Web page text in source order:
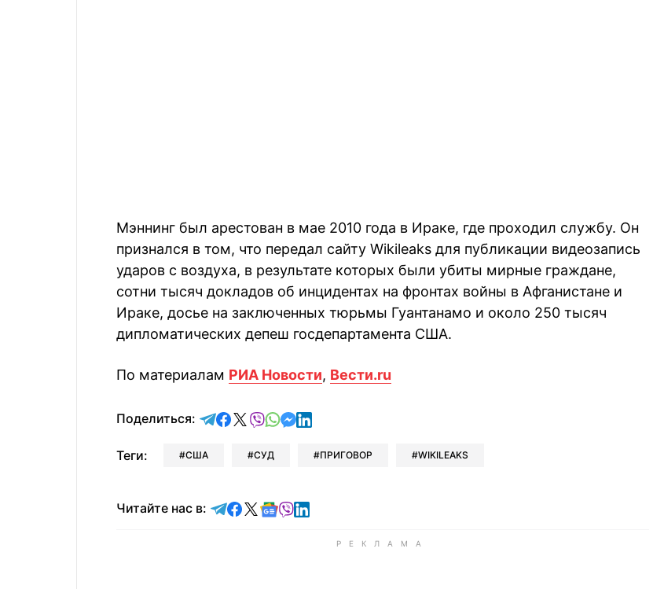
Мэннинг был арестован в мае 2010 года в Ираке, где проходил службу. Он
признался в том, что передал сайту Wikileaks для публикации видеозапись
ударов с воздуха, в результате которых были убиты мирные граждане,
сотни тысяч докладов об инцидентах на фронтах войны в Афганистане и
Ираке, досье на заключенных тюрьмы Гуантанамо и около 250 тысяч
дипломатических депеш госдепартамента США.
По материалам РИА Новости, Вести.ru
Поделиться: отправить в Telegram
поделиться в Facebook
поделиться в X
отправить в Viber
отправить в Whatsapp
отправить в Messenger
отправить в LinkedIn
Теги: США СУД ПРИГОВОР WIKILEAKS
Читайте нас в: Читайте в Telegram
Читайте в Facebook
Читайте в X
Читайте в Google news
Читайте в Viber
Читайте в LinkedIn